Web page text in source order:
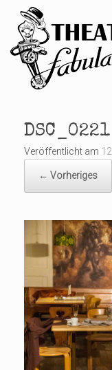
springen
Veröffentlicht am
← Vorheriges